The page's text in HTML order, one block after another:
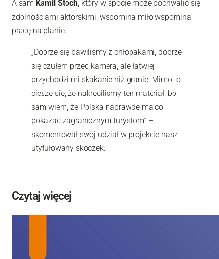
A sam Kamil Stoch, który w spocie może pochwalić się
zdolnościami aktorskimi, wspomina miło wspomina
pracę na planie.
„Dobrze się bawiliśmy z chłopakami, dobrze
się czułem przed kamerą, ale łatwiej
przychodzi mi skakanie niż granie. Mimo to
cieszę się, że nakręciliśmy ten materiał, bo
sam wiem, że Polska naprawdę ma co
pokazać zagranicznym turystom” –
skomentował swój udział w projekcie nasz
utytułowany skoczek.
Czytaj więcej